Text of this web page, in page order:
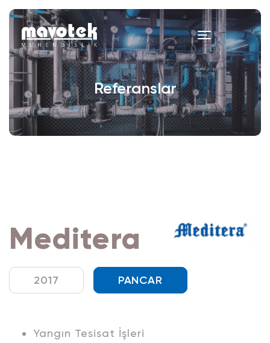
Referanslar
Meditera
2017 PANCAR
Yangın Tesisat İşleri